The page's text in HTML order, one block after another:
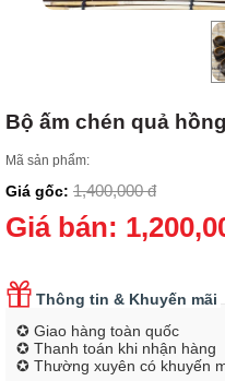
Bộ ấm chén quả
Mã sản phẩm:
Giá gốc: 1,400,000 đ
Giá bán:
Thông tin & Khuyến mãi
✪ Giao hàng toàn quốc
✪ Thanh toán khi nhận hàng
✪ Thường xuyên có khuyến